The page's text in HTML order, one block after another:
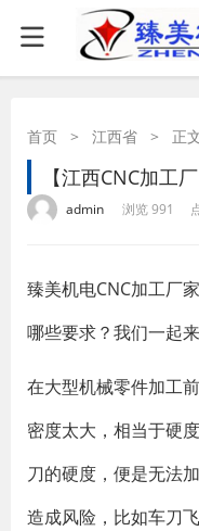
首页 > 江西省 > 正
【江西CNC加工
admin 浏览 991
臻美机电CNC加工厂
哪些要求？我们一起来
在大型机械零件加工
密度太大，相当于硬
刀的硬度，便是无法
造成风险，比如车刀